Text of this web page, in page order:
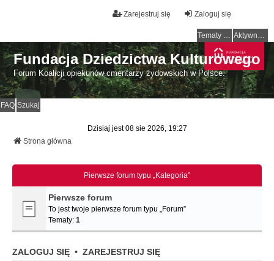
Zaloguj się
Zarejestruj się
Tematy bez odpowiedzi Aktywne tematy
Fundacja Dziedzictwa Kulturowego
Forum Koalicji opiekunów cmentarzy żydowskich w Polsce.
FAQ Szukaj
Dzisiaj jest 08 sie 2026, 19:27
Strona główna
Pierwsze forum typu „Kategoria”
Pierwsze forum
To jest twoje pierwsze forum typu „Forum”
Tematy: 1
ZALOGUJ SIĘ • ZAREJESTRUJ SIĘ